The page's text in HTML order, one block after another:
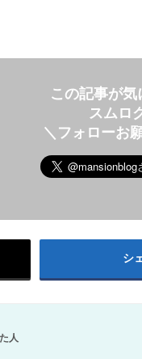
この記事が気
スムロ
＼フォローお
シ
人